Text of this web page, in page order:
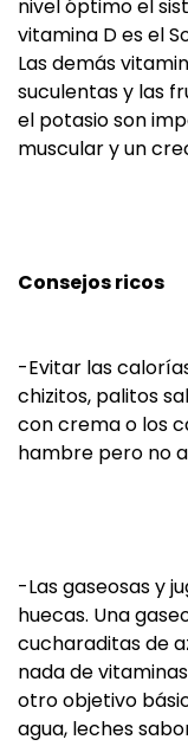
nivel óptimo el
vitamina D es el
Las demás
suculentas y las
el potasio son
muscular y un
Consejos ricos
-Evitar las
chizitos, palitos
con crema o los
hambre pero no
-Las gaseosas y
huecas. Una
cucharaditas de
nada de
otro objetivo
agua, leches